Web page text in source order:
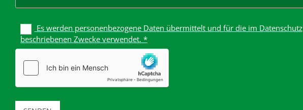
Es werden personenbezogene Daten übermittelt und für die im Datenschutz
beschriebenen Zwecke verwendet. *